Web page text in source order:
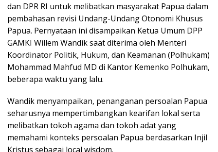
dan DPR RI untuk melibatkan masyarakat Papua dalam
pembahasan revisi Undang-Undang Otonomi Khusus
Papua. Pernyataan ini disampaikan Ketua Umum DPP
GAMKI Willem Wandik saat diterima oleh Menteri
Koordinator Politik, Hukum, dan Keamanan (Polhukam)
Mohammad Mahfud MD di Kantor Kemenko Polhukam,
beberapa waktu yang lalu.
Wandik menyampaikan, penanganan persoalan Papua
seharusnya mempertimbangkan kearifan lokal serta
melibatkan tokoh agama dan tokoh adat yang
memahami konteks persoalan Papua berdasarkan Injil
Kristus sebagai local wisdom.